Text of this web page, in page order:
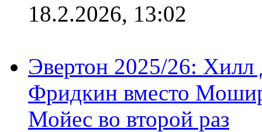
18.2.2026, 13:02
Эвертон 2025/26:
Фридкин вместо
Мойес во второй раз